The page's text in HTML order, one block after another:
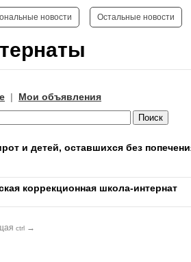
новости Остальные новости
Мои объявления
и детей, оставшихся без
коррекционная школа-интернат
ctrl →